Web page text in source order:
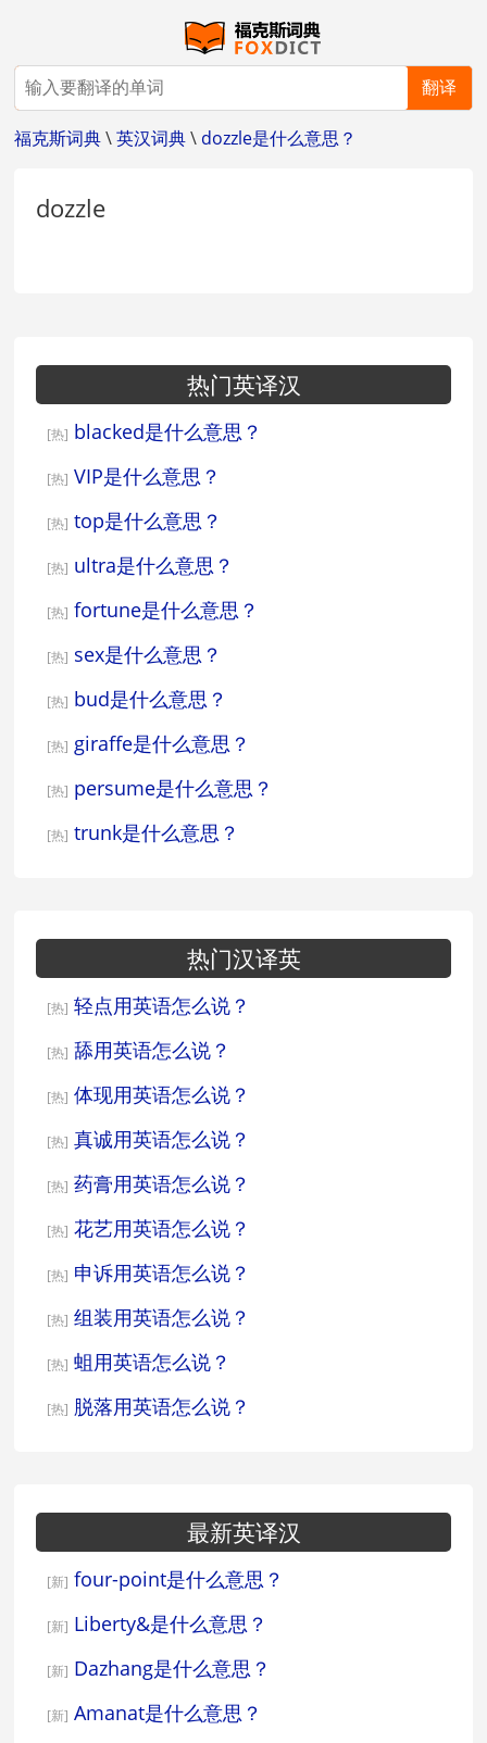
翻译
福克斯词典\英汉词典\ dozzle是什么意思？
dozzle
热门英译汉
[热] blacked是什么意思？
[热] VIP是什么意思？
[热] top是什么意思？
[热] ultra是什么意思？
[热] fortune是什么意思？
[热] sex是什么意思？
[热] bud是什么意思？
[热] giraffe是什么意思？
[热] persume是什么意思？
[热] trunk是什么意思？
热门汉译英
[热] 轻点用英语怎么说？
[热] 舔用英语怎么说？
[热] 体现用英语怎么说？
[热] 真诚用英语怎么说？
[热] 药膏用英语怎么说？
[热] 花艺用英语怎么说？
[热] 申诉用英语怎么说？
[热] 组装用英语怎么说？
[热] 蛆用英语怎么说？
[热] 脱落用英语怎么说？
最新英译汉
[新] four-point是什么意思？
[新] Liberty&是什么意思？
[新] Dazhang是什么意思？
[新] Amanat是什么意思？